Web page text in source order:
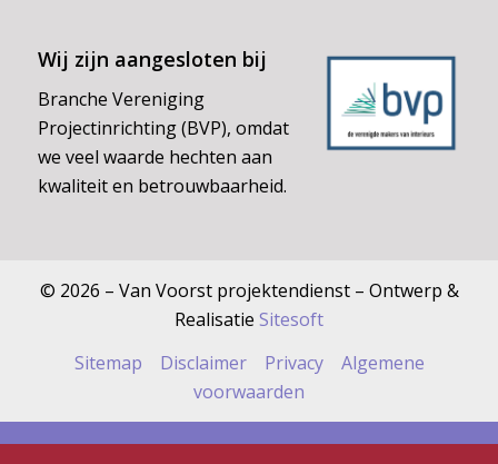
Wij zijn aangesloten bij
Branche Vereniging
Projectinrichting (BVP), omdat
we veel waarde hechten aan
kwaliteit en betrouwbaarheid.
© 2026 – Van Voorst projektendienst – Ontwerp &
Realisatie Sitesoft
Sitemap
Disclaimer Privacy
Algemene
voorwaarden